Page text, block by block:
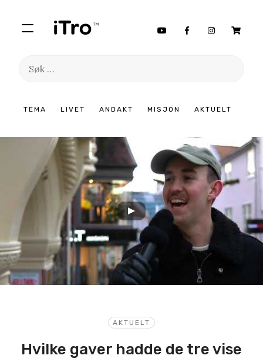
TEMA LIVET ANDAKT MISJON AKTUELT
Søk
innhold
AKTUELT
Hvilke gaver hadde de tre vise